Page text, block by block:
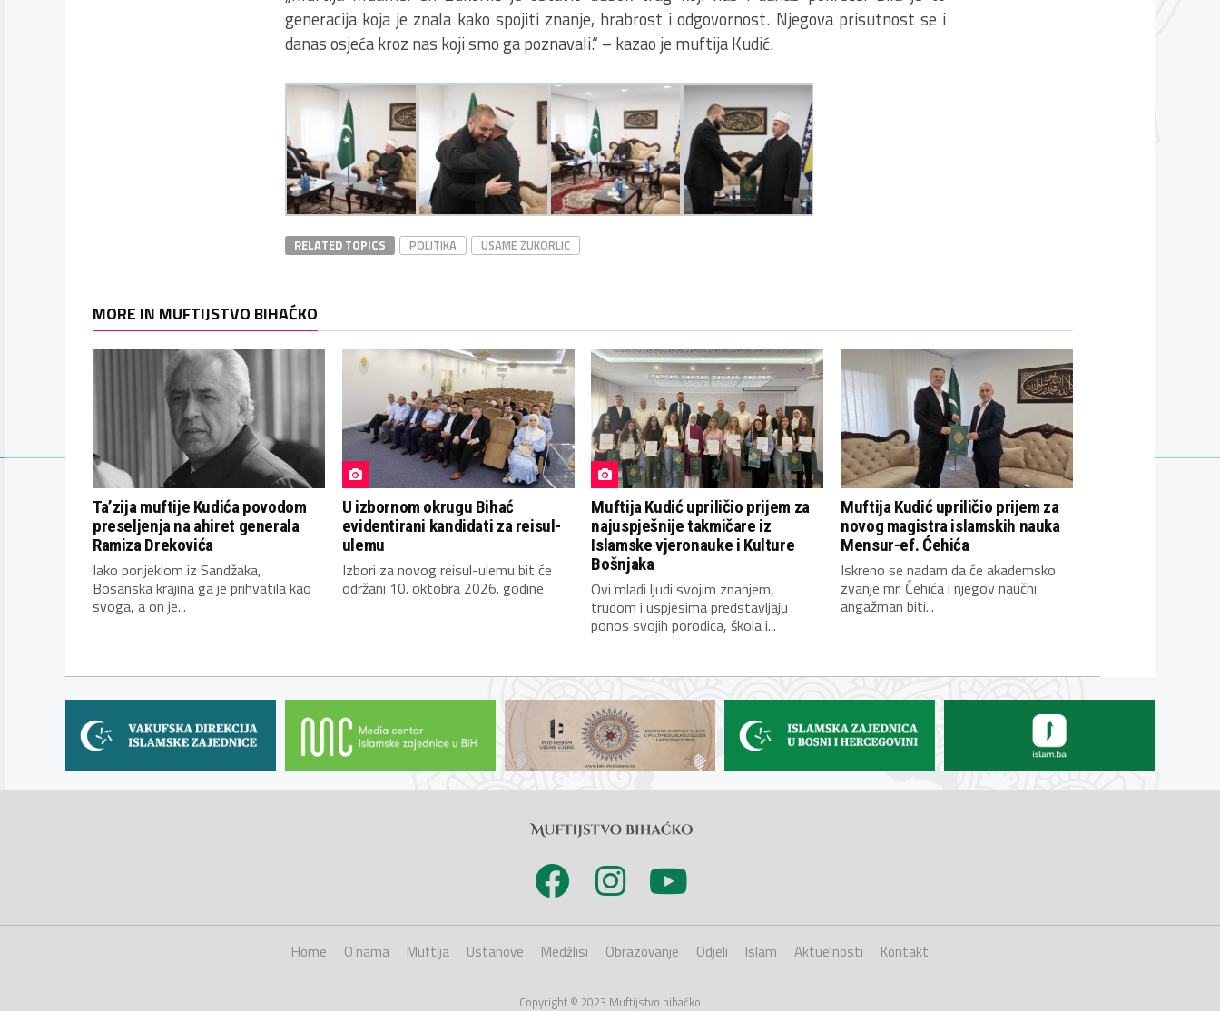
generacija koja je znala kako spojiti znanje, hrabrost i odgovornost. Njegova prisutnost se i
danas osjeća kroz nas koji smo ga poznavali.“ – kazao je muftija Kudić.
RELATED TOPICS POLITIKA USAME ZUKORLIC
MORE IN MUFTIJSTVO BIHAĆKO
Ta’zija muftije Kudića povodom
preseljenja na ahiret generala
Ramiza Drekovića
Iako porijeklom iz Sandžaka,
Bosanska krajina ga je prihvatila kao
svoga, a on je...
U izbornom okrugu Bihać
evidentirani kandidati za reisul-
ulemu
Izbori za novog reisul-ulemu bit će
održani 10. oktobra 2026. godine
Muftija Kudić upriličio prijem za
najuspješnije takmičare iz
Islamske vjeronauke i Kulture
Bošnjaka
Ovi mladi ljudi svojim znanjem,
trudom i uspjesima predstavljaju
ponos svojih porodica, škola i...
Muftija Kudić upriličio prijem za
novog magistra islamskih nauka
Mensur-ef. Ćehića
Iskreno se nadam da će akademsko
zvanje mr. Ćehića i njegov naučni
angažman biti...
Home O nama Muftija Ustanove Medžlisi Obrazovanje Odjeli Islam Aktuelnosti Kontakt
Copyright © 2023 Muftijstvo bihaćko